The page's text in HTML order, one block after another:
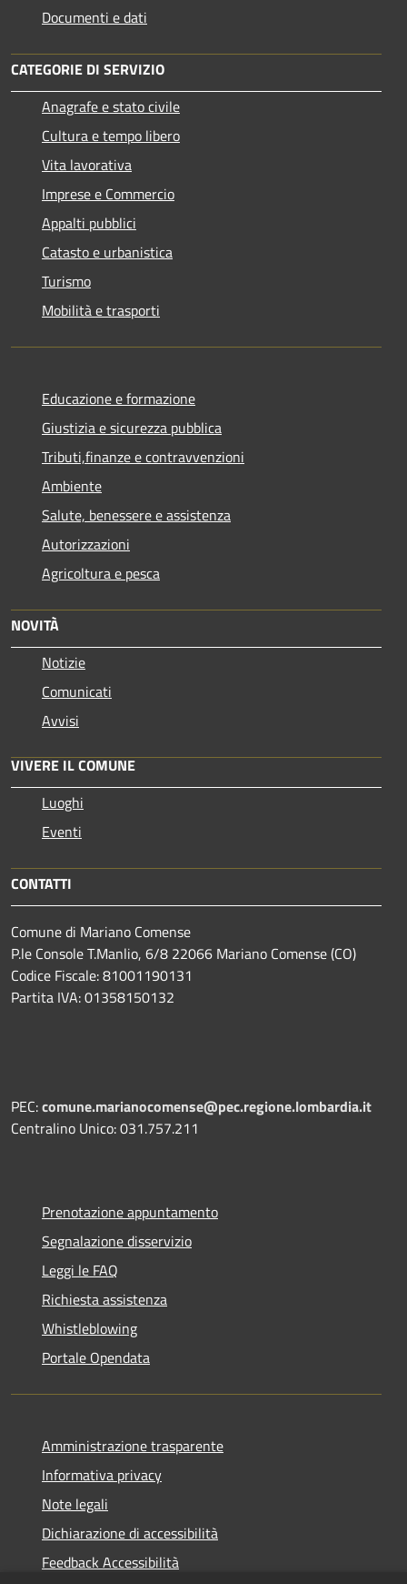
Documenti e dati
CATEGORIE DI SERVIZIO
Anagrafe e stato civile
Cultura e tempo libero
Vita lavorativa
Imprese e Commercio
Appalti pubblici
Catasto e urbanistica
Turismo
Mobilità e trasporti
Educazione e formazione
Giustizia e sicurezza pubblica
Tributi,finanze e contravvenzioni
Ambiente
Salute, benessere e assistenza
Autorizzazioni
Agricoltura e pesca
NOVITÀ
Notizie
Comunicati
Avvisi
VIVERE IL COMUNE
Luoghi
Eventi
CONTATTI
Comune di Mariano Comense
P.le Console T.Manlio, 6/8 22066 Mariano Comense (CO)
Codice Fiscale: 81001190131
Partita IVA: 01358150132
PEC:comune.marianocomense@pec.regione.lombardia.it
Centralino Unico: 031.757.211
Prenotazione appuntamento
Segnalazione disservizio
Leggi le FAQ
Richiesta assistenza
Whistleblowing
Portale Opendata
Amministrazione trasparente
Informativa privacy
Note legali
Dichiarazione di accessibilità
Feedback Accessibilità